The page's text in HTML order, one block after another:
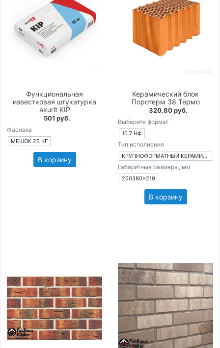
Функциональная
известковая штукатурка
akurit KIP
501 руб.
Фасовка
МЕШОК 25 КГ
В корзину
Керамический блок
Поротерм 38 Термо
320.80 руб.
Выберите формат
10.7 НФ
Тип исполнения
КРУПНОФОРМАТНЫЙ КЕРАМИЧЕСКИЙ БЛОК
Габаритные размеры, мм
250380×219
В корзину